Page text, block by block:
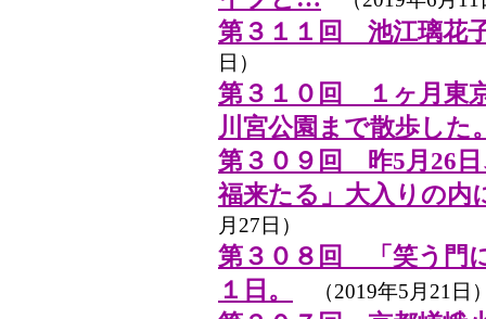
第３１１回 池江璃花
日）
第３１０回 １ヶ月東
川宮公園まで散歩した
第３０９回 昨5月26日
福来たる」大入りの内
月27日）
第３０８回 「笑う門
１日。
（2019年5月21日